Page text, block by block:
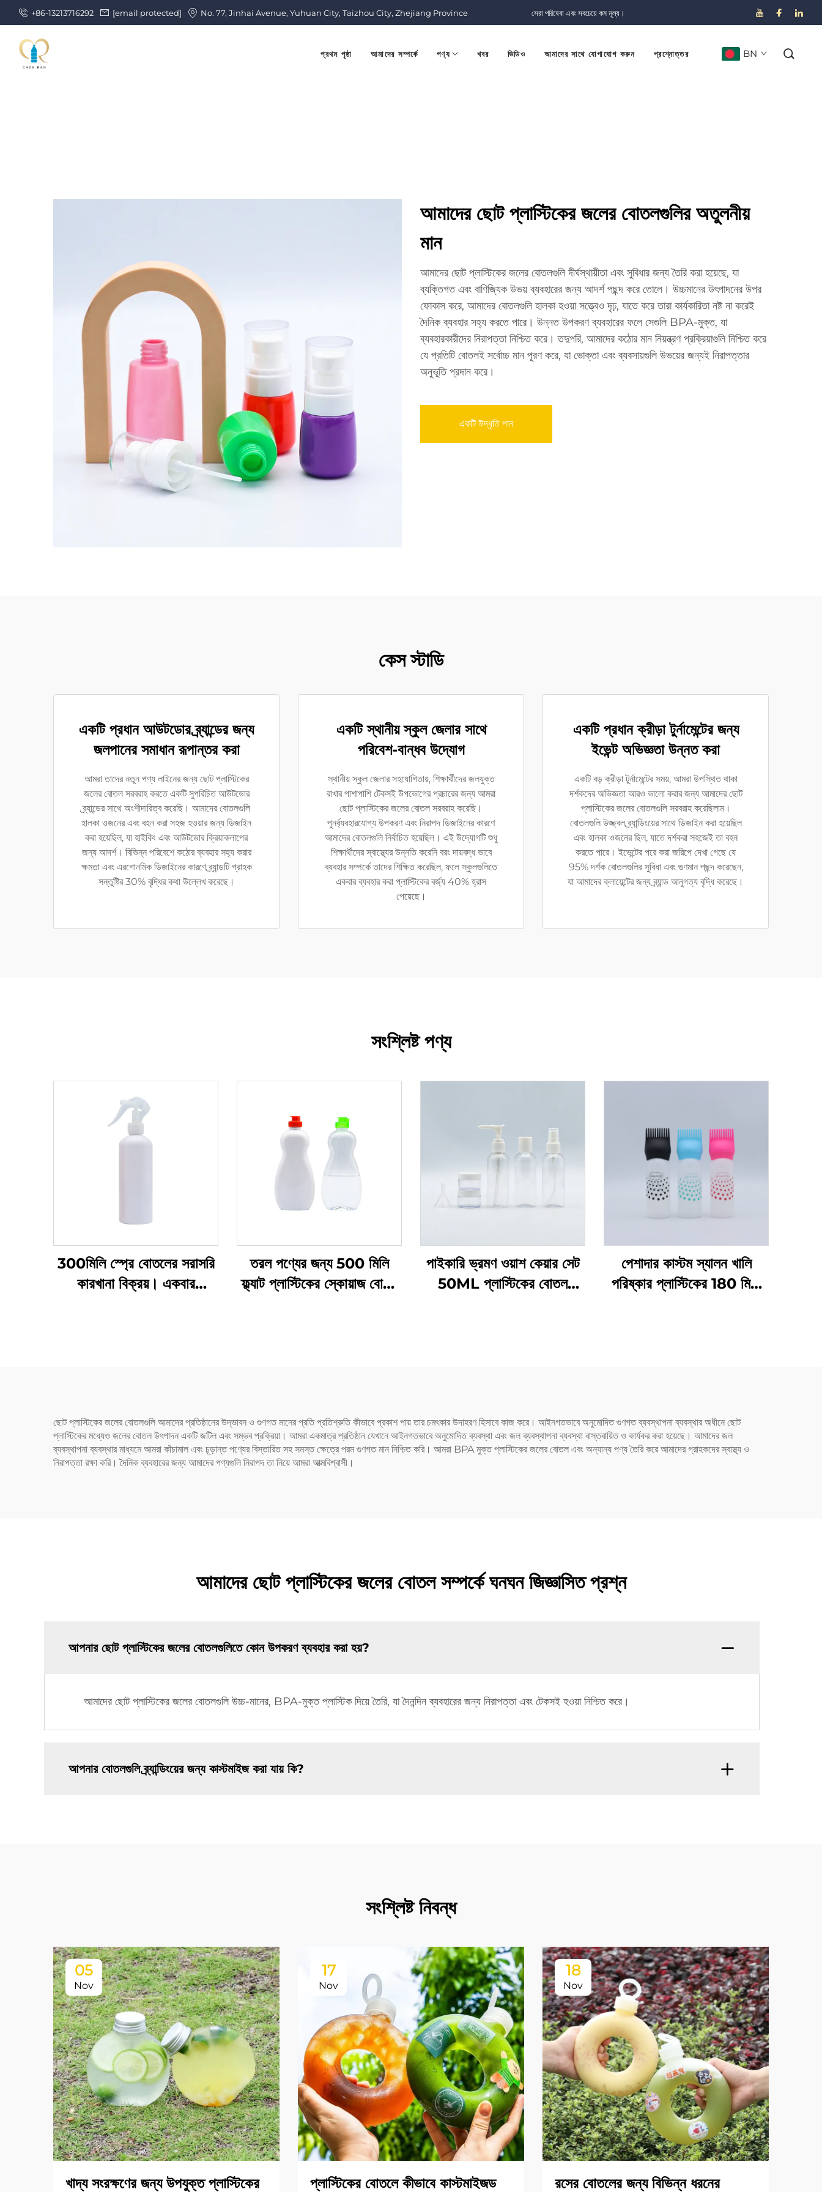
+86-13213716292 [email protected] No. 77, Jinhai Avenue, Yuhuan City, Taizhou City, Zhejiang Province সেরা পরিষেবা এবং সবচেয়ে কম মূল্য।
প্রথম পৃষ্ঠা আমাদের সম্পর্কে পণ্য খবর ভিডিও আমাদের সাথে যোগাযোগ করুন প্রশ্নোত্তর BN
আমাদের ছোট প্লাস্টিকের জলের বোতলগুলির অতুলনীয়
মান
আমাদের ছোট প্লাস্টিকের জলের বোতলগুলি দীর্ঘস্থায়ীতা এবং সুবিধার জন্য তৈরি করা হয়েছে, যা
ব্যক্তিগত এবং বাণিজ্যিক উভয় ব্যবহারের জন্য আদর্শ পছন্দ করে তোলে। উচ্চমানের উৎপাদনের উপর
ফোকাস করে, আমাদের বোতলগুলি হালকা হওয়া সত্ত্বেও দৃঢ়, যাতে করে তারা কার্যকারিতা নষ্ট না করেই
দৈনিক ব্যবহার সহ্য করতে পারে। উন্নত উপকরণ ব্যবহারের ফলে সেগুলি BPA-মুক্ত, যা
ব্যবহারকারীদের নিরাপত্তা নিশ্চিত করে। তদুপরি, আমাদের কঠোর মান নিয়ন্ত্রণ প্রক্রিয়াগুলি নিশ্চিত করে
যে প্রতিটি বোতলই সর্বোচ্চ মান পূরণ করে, যা ভোক্তা এবং ব্যবসায়গুলি উভয়ের জন্যই নিরাপত্তার
অনুভূতি প্রদান করে।
একটি উদ্ধৃতি পান
কেস স্টাডি
একটি প্রধান আউটডোর ব্র্যান্ডের জন্য
জলপানের সমাধান রূপান্তর করা
আমরা তাদের নতুন পণ্য লাইনের জন্য ছোট প্লাস্টিকের
জলের বোতল সরবরাহ করতে একটি সুপরিচিত আউটডোর
ব্র্যান্ডের সাথে অংশীদারিত্ব করেছি। আমাদের বোতলগুলি
হালকা ওজনের এবং বহন করা সহজ হওয়ার জন্য ডিজাইন
করা হয়েছিল, যা হাইকিং এবং আউটডোর ক্রিয়াকলাপের
জন্য আদর্শ। বিভিন্ন পরিবেশে কঠোর ব্যবহার সহ্য করার
ক্ষমতা এবং এরগোনমিক ডিজাইনের কারণে ব্র্যান্ডটি গ্রাহক
সন্তুষ্টির 30% বৃদ্ধির কথা উল্লেখ করেছে।
একটি স্থানীয় স্কুল জেলার সাথে
পরিবেশ-বান্ধব উদ্যোগ
স্থানীয় স্কুল জেলার সহযোগিতায়, শিক্ষার্থীদের জলযুক্ত
রাখার পাশাপাশি টেকসই উপভোগের প্রচারের জন্য আমরা
ছোট প্লাস্টিকের জলের বোতল সরবরাহ করেছি।
পুনর্ব্যবহারযোগ্য উপকরণ এবং নিরাপদ ডিজাইনের কারণে
আমাদের বোতলগুলি নির্বাচিত হয়েছিল। এই উদ্যোগটি শুধু
শিক্ষার্থীদের স্বাস্থ্যের উন্নতি করেনি বরং দায়বদ্ধ ভাবে
ব্যবহার সম্পর্কে তাদের শিক্ষিত করেছিল, ফলে স্কুলগুলিতে
একবার ব্যবহার করা প্লাস্টিকের বর্জ্য 40% হ্রাস
পেয়েছে।
একটি প্রধান ক্রীড়া টুর্নামেন্টের জন্য
ইভেন্ট অভিজ্ঞতা উন্নত করা
একটি বড় ক্রীড়া টুর্নামেন্টের সময়, আমরা উপস্থিত থাকা
দর্শকদের অভিজ্ঞতা আরও ভালো করার জন্য আমাদের ছোট
প্লাস্টিকের জলের বোতলগুলি সরবরাহ করেছিলাম।
বোতলগুলি উজ্জ্বল ব্র্যান্ডিংয়ের সাথে ডিজাইন করা হয়েছিল
এবং হালকা ওজনের ছিল, যাতে দর্শকরা সহজেই তা বহন
করতে পারে। ইভেন্টের পরে করা জরিপে দেখা গেছে যে
95% দর্শক বোতলগুলির সুবিধা এবং গুণমান পছন্দ করেছেন,
যা আমাদের ক্লায়েন্টের জন্য ব্র্যান্ড আনুগত্য বৃদ্ধি করেছে।
সংশ্লিষ্ট পণ্য
300মিলি স্প্রে বোতলের সরাসরি
কারখানা বিক্রয়। একবার
তরল পণ্যের জন্য 500 মিলি
ফ্ল্যাট প্লাস্টিকের স্কোয়াজ বোতল
পাইকারি ভ্রমণ ওয়াশ কেয়ার সেট
50ML প্লাস্টিকের বোতল
পেশাদার কাস্টম স্যালন খালি
পরিষ্কার প্লাস্টিকের 180 মিলি
ছোট প্লাস্টিকের জলের বোতলগুলি আমাদের প্রতিষ্ঠানের উদ্ভাবন ও গুণগত মানের প্রতি প্রতিশ্রুতি কীভাবে প্রকাশ পায় তার চমৎকার উদাহরণ হিসাবে কাজ করে। আইনগতভাবে অনুমোদিত গুণগত ব্যবস্থাপনা ব্যবস্থার অধীনে ছোট
প্লাস্টিকের মধ্যেও জলের বোতল উৎপাদন একটি জটিল এবং সম্ভব প্রক্রিয়া। আমরা একমাত্র প্রতিষ্ঠান যেখানে আইনগতভাবে অনুমোদিত ব্যবস্থা এবং জল ব্যবস্থাপনা ব্যবস্থা বাস্তবায়িত ও কার্যকর করা হয়েছে। আমাদের জল
ব্যবস্থাপনা ব্যবস্থার মাধ্যমে আমরা কাঁচামাল এবং চূড়ান্ত পণ্যের বিস্তারিত সহ সমস্ত ক্ষেত্রে পরম গুণগত মান নিশ্চিত করি। আমরা BPA মুক্ত প্লাস্টিকের জলের বোতল এবং অন্যান্য পণ্য তৈরি করে আমাদের গ্রাহকদের স্বাস্থ্য ও
নিরাপত্তা রক্ষা করি। দৈনিক ব্যবহারের জন্য আমাদের পণ্যগুলি নিরাপদ তা নিয়ে আমরা আত্মবিশ্বাসী।
আমাদের ছোট প্লাস্টিকের জলের বোতল সম্পর্কে ঘনঘন জিজ্ঞাসিত প্রশ্ন
আপনার ছোট প্লাস্টিকের জলের বোতলগুলিতে কোন উপকরণ ব্যবহার করা হয়?
আমাদের ছোট প্লাস্টিকের জলের বোতলগুলি উচ্চ-মানের, BPA-মুক্ত প্লাস্টিক দিয়ে তৈরি, যা দৈনন্দিন ব্যবহারের জন্য নিরাপত্তা এবং টেকসই হওয়া নিশ্চিত করে।
আপনার বোতলগুলি ব্র্যান্ডিংয়ের জন্য কাস্টমাইজ করা যায় কি?
সংশ্লিষ্ট নিবন্ধ
05
Nov
খাদ্য সংরক্ষণের জন্য উপযুক্ত প্লাস্টিকের
17
Nov
প্লাস্টিকের বোতলে কীভাবে কাস্টমাইজড
18
Nov
রসের বোতলের জন্য বিভিন্ন ধরনের